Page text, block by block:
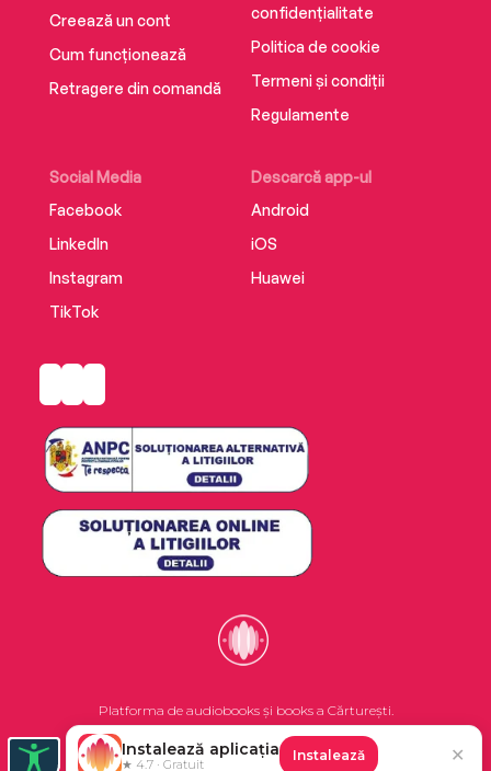
Creează un cont
Cum funcționează
Retragere din comandă
Social Media
Facebook
LinkedIn
Instagram
TikTok
Descarcă app-ul
Android
iOS
Huawei
confidențialitate
Politica de cookie
Termeni și condiții
Regulamente
Platforma de audiobooks și books a Cărturești.
©2026 Nemo EPG SRL. Toate drepturile rezervate.
Instalează aplicația
★ 4.7 · Gratuit
Instalează ✕